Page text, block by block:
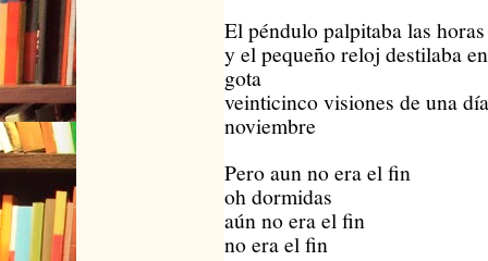
El péndulo palpitaba las
y el pequeño reloj destilaba
gota
veinticinco visiones de una
noviembre
Pero aun no era el fin
oh dormidas
aún no era el fin
no era el fin